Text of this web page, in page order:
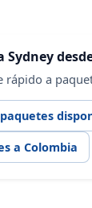
Sydney
rápido a
a Colombia